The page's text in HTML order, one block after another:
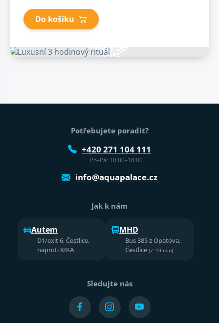
Do košíku
Patička webu
Potřebujete poradit?
+420 271 104 111
Po–Pá: 10:00–18:00
info@aquapalace.cz
Jak k nám
Autem
D1/exit 6, Čestlice,
naproti KIKA
MHD
Bus 385 z Opatova,
Čestlice (7–10 min)
Sledujte nás